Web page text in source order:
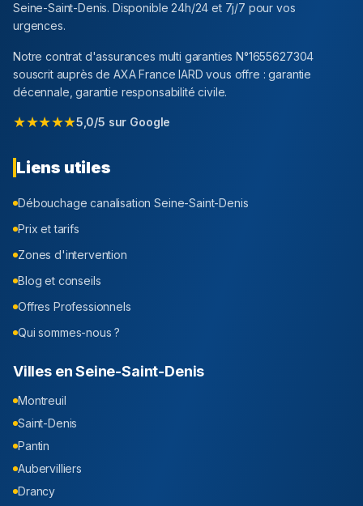
Seine-Saint-Denis. Disponible 24h/24 et 7j/7 pour vos
urgences.
Notre contrat d'assurances multi garanties N°1655627304
souscrit auprès de AXA France IARD vous offre : garantie
décennale, garantie responsabilité civile.
★★★★★5,0/5 sur Google
Liens utiles
Débouchage canalisationSeine-Saint-Denis
Prix et tarifs
Zones d'intervention
Blog et conseils
Offres Professionnels
Qui sommes-nous ?
Villes enSeine-Saint-Denis
Montreuil
Saint-Denis
Pantin
Aubervilliers
Drancy